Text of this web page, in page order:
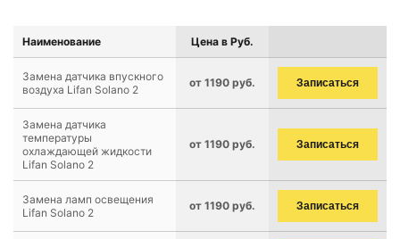
Наименование Цена в Руб.
Замена датчика впускного
воздуха Lifan Solano 2
от 1190 руб. Записаться
Замена датчика
температуры
охлаждающей жидкости
Lifan Solano 2
от 1190 руб. Записаться
Замена ламп освещения
Lifan Solano 2
от 1190 руб. Записаться